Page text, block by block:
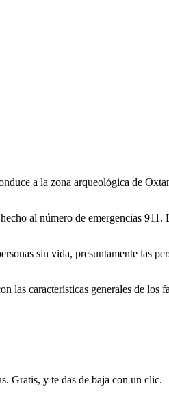
a la zona arqueológica de
al número de emergencias
sin vida, presuntamente las
características generales de los
Gratis, y te das de baja con un clic.